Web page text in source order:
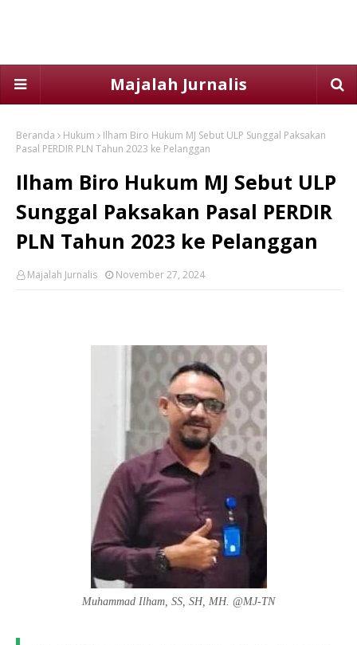
Majalah Jurnalis
Beranda Hukum
Ilham Biro Hukum MJ Sebut ULP Sunggal Paksakan
Pasal PERDIR PLN Tahun 2023 ke Pelanggan
Ilham Biro Hukum MJ Sebut ULP
Sunggal Paksakan Pasal PERDIR
PLN Tahun 2023 ke Pelanggan
Majalah Jurnalis November 27, 2024
Muhammad Ilham, SS, SH, MH. @MJ-TN